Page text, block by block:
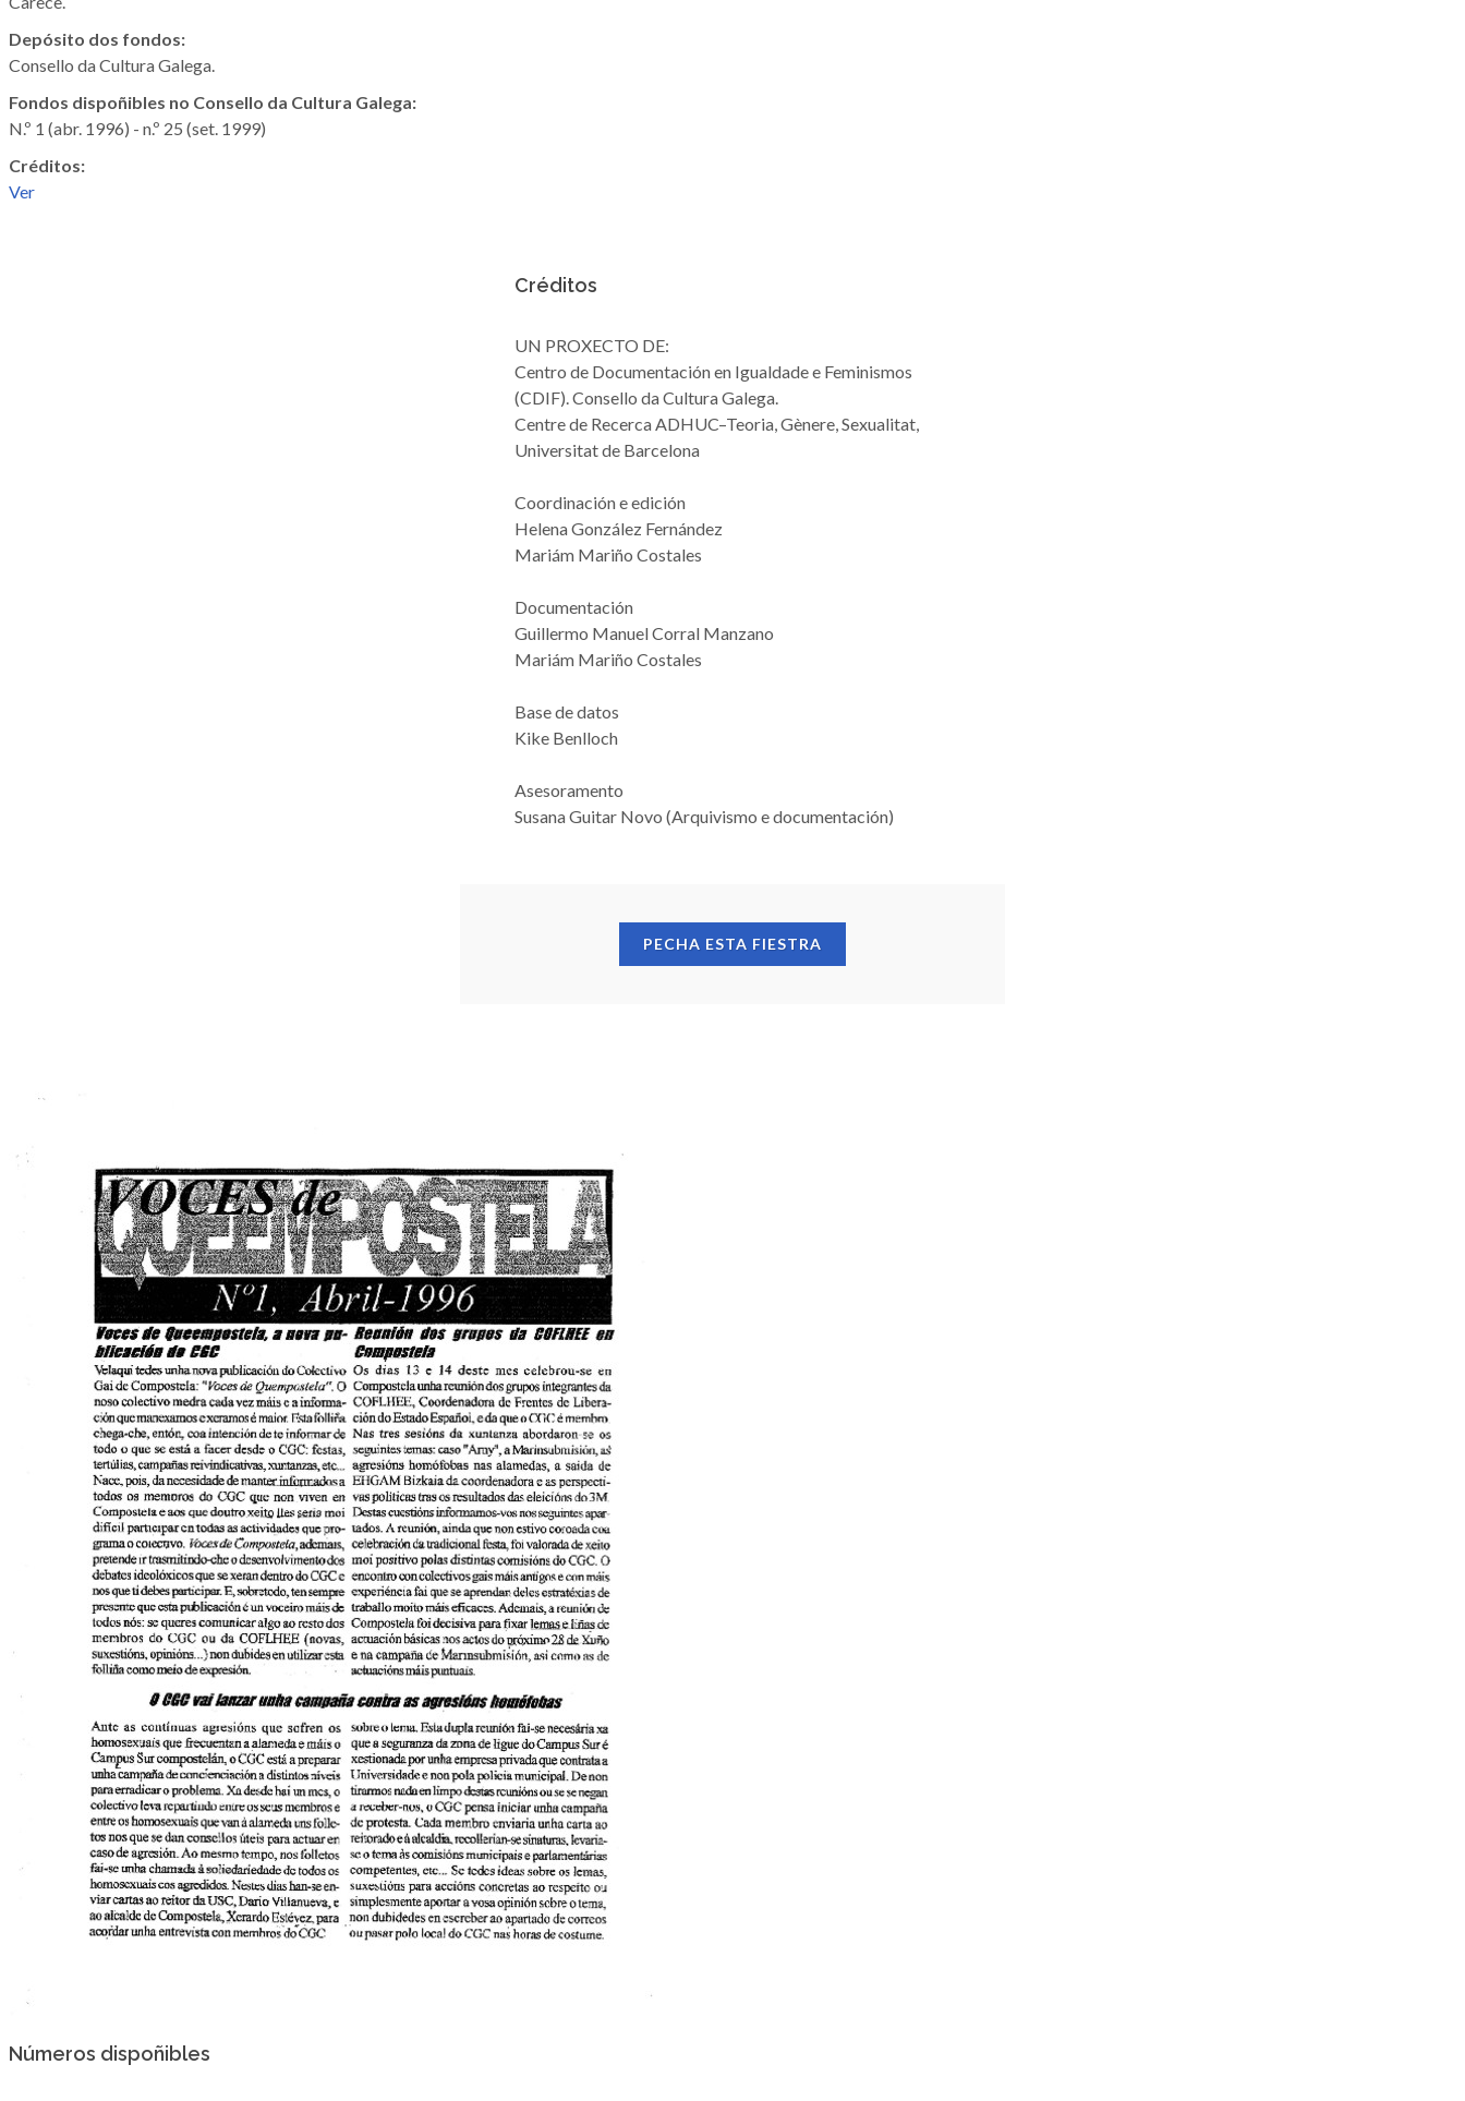
Depósito dos fondos:
Consello da Cultura Galega.
Fondos dispoñibles no Consello da Cultura Galega:
N.º 1 (abr. 1996) - n.º 25 (set. 1999)
Créditos:
Ver
Créditos
UN PROXECTO DE:
Centro de Documentación en Igualdade e Feminismos
(CDIF). Consello da Cultura Galega.
Centre de Recerca ADHUC–Teoria, Gènere, Sexualitat,
Universitat de Barcelona
Coordinación e edición
Helena González Fernández
Mariám Mariño Costales
Documentación
Guillermo Manuel Corral Manzano
Mariám Mariño Costales
Base de datos
Kike Benlloch
Asesoramento
Susana Guitar Novo (Arquivismo e documentación)
PECHA ESTA FIESTRA
Números dispoñibles